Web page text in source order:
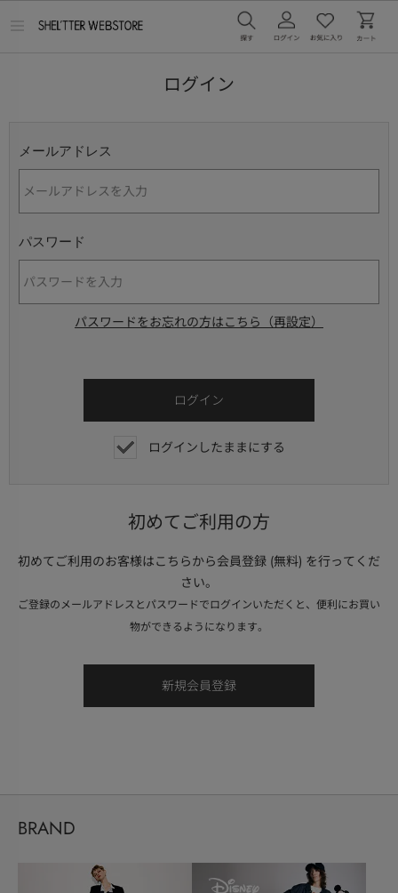
ログイン
メールアドレス
パスワード
パスワードをお忘れの方はこちら（再設定）
ログインしたままにする
初めてご利用の方
初めてご利用のお客様はこちらから会員登録 (無料) を行ってくだ
さい。
ご登録のメールアドレスとパスワードでログインいただくと、便利にお買い
物ができるようになります。
BRAND